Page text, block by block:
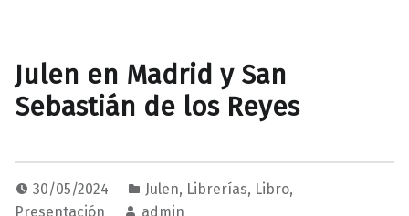
Julen en Madrid y San
Sebastián de los Reyes
30/05/2024 Julen, Librerías, Libro,
Presentación
admin